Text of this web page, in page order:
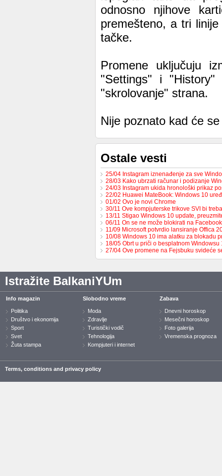
odnosno njihove
premešteno, a tri
tačke.
Promene uključuju
"Settings" i
"skrolovanje" strana.
Nije poznato kad će
Ostale vesti
25/04 Instagram iznenađenje za sve
28/03 Kako ubrzati računar i podizanje
24/03 Instagram ukida hronološki prikaz
22/02 Huawei MateBook: Windows 10
01/02 Ovo je novi Chrome
30/11 Ove kompjuterske trikove SVI bi
13/11 Stigao Windows 10 update,
06/11 On se ne može blokirati na
11/09 Microsoft potvrdio lansiranje Offica
10/08 Windows 10 ima alatku za blokadu
18/05 Obrt u priči o besplatnom Windowsu
27/04 Ove promene na Fejsbuku svideće
Istražite BalkaniYUm
Info magazin
Politika
Društvo i ekonomija
Sport
Svet
Žuta stampa
Slobodno vreme
Moda
Zdravlje
Turistički vodič
Tehnologija
Kompjuteri i internet
Zabava
Dnevni horoskop
Mesečni horoskop
Foto galerija
Vremenska prognoza
Terms, conditions and privacy policy